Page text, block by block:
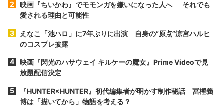
映画『ちいかわ』でモモンガを嫌いになった人へ──それでも
愛される理由と可能性
えなこ「池ハロ」に7年ぶりに出演 自身の“原点”涼宮ハルヒ
のコスプレ披露
映画『閃光のハサウェイ キルケーの魔女』Prime Videoで見
放題配信決定
『HUNTER×HUNTER』初代編集者が明かす制作秘話 冨樫義
博は「描いてから」物語を考える？